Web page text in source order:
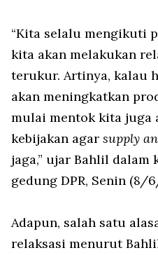
“Kita selalu mengikuti
kita akan melakukan
terukur. Artinya, kalau
akan meningkatkan
mulai mentok kita juga
kebijakan agar supply
jaga,” ujar Bahlil dalam
gedung DPR, Senin (8/
Adapun, salah satu
relaksasi menurut